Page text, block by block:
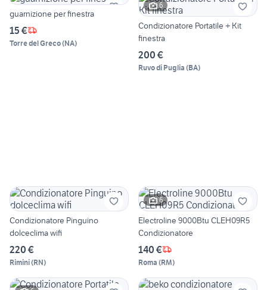
guarnizione per finestra
15 €
Torre del Greco(NA)
6
Condizionatore Portatile + Kit
finestra
200 €
Ruvo di Puglia (BA)
Condizionatore Pinguino
dolceclima wifi
220 €
Rimini(RN)
6
Electroline 9000Btu CLEH09R5
Condizionatore
140 €
Roma (RM)